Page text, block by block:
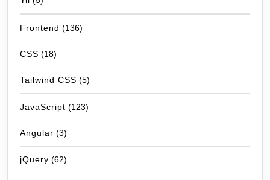
Frontend (136)
CSS (18)
Tailwind CSS (5)
JavaScript (123)
Angular (3)
jQuery (62)